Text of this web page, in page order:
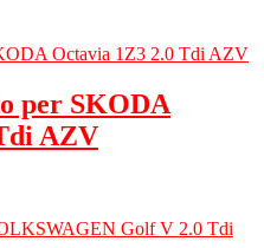
per SKODA
AZV